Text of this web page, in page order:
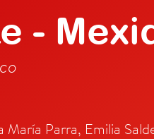
-
María Parra, Emilia